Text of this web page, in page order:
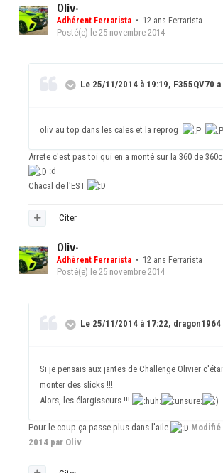
Oliv•
Adhérent Ferrarista • 12 ans Ferrarista
Posté(e) le 25 novembre 2014
Le 25/11/2014 à 19:19, F355QV70
oliv au top dans les cales et la reprog
Arrete c'est pas toi qui en a monté sur la 360 de
:d
Chacal de l'EST
Citer
Oliv•
Adhérent Ferrarista • 12 ans Ferrarista
Posté(e) le 25 novembre 2014
Le 25/11/2014 à 17:22, dragon1964
Si je pensais aux jantes de Challenge Olivier
monter des slicks !!!
Alors, les élargisseurs !!!
Pour le coup ça passe plus dans l'aile Modifié
2014 par Oliv